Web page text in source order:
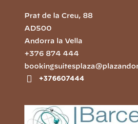
Prat de la Creu, 88
AD500
Andorra la Vella
+376 874 444
+376607444